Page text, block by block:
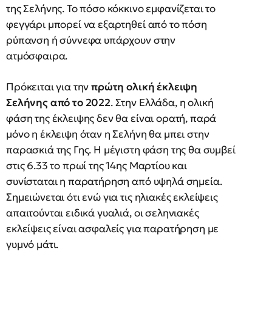
της Σελήνης. Το πόσο κόκκινο εμφανίζεται το
φεγγάρι μπορεί να εξαρτηθεί από το πόση
ρύπανση ή σύννεφα υπάρχουν στην
ατμόσφαιρα.
Πρόκειται για τηνπρώτη ολική έκλειψη
Σελήνης από το 2022. Στην Ελλάδα, η ολική
φάση της έκλειψης δεν θα είναι ορατή, παρά
μόνο η έκλειψη όταν η Σελήνη θα μπει στην
παρασκιά της Γης. Η μέγιστη φάση της θα συμβεί
στις 6.33 το πρωί της 14ης Μαρτίου και
συνίσταται η παρατήρηση από υψηλά σημεία.
Σημειώνεται ότι ενώ για τις ηλιακές εκλείψεις
απαιτούνται ειδικά γυαλιά, οι σεληνιακές
εκλείψεις είναι ασφαλείς για παρατήρηση με
γυμνό μάτι.